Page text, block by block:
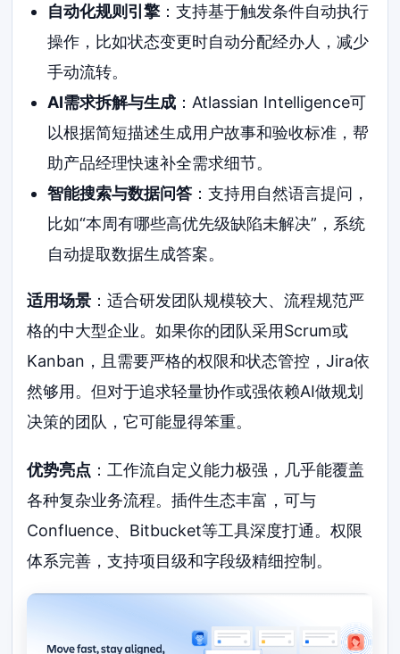
自动化规则引擎：支持基于触发条件自动执行
操作，比如状态变更时自动分配经办人，减少
手动流转。
AI需求拆解与生成：Atlassian Intelligence可
以根据简短描述生成用户故事和验收标准，帮
助产品经理快速补全需求细节。
智能搜索与数据问答：支持用自然语言提问，
比如“本周有哪些高优先级缺陷未解决”，系统
自动提取数据生成答案。
适用场景 ：适合研发团队规模较大、流程规范严
格的中大型企业。如果你的团队采用Scrum或
Kanban，且需要严格的权限和状态管控，Jira依
然够用。但对于追求轻量协作或强依赖AI做规划
决策的团队，它可能显得笨重。
优势亮点 ：工作流自定义能力极强，几乎能覆盖
各种复杂业务流程。插件生态丰富，可与
Confluence、Bitbucket等工具深度打通。权限
体系完善，支持项目级和字段级精细控制。